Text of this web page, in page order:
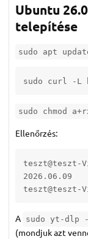
Ubuntu
telepítése
sudo apt
sudo curl -L
sudo chmod
Ellenőrzés:
teszt@teszt-
2026.06.09
teszt@teszt-
A sudo yt-dlp -
(mondjuk azt